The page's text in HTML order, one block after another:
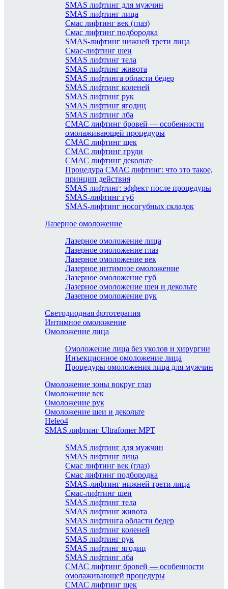
SMAS лифтинг для мужчин
SMAS лифтинг лица
Смас лифтинг век (глаз)
Смас лифтинг подбородка
SMAS-лифтинг нижней трети лица
Смас-лифтинг шеи
SMAS лифтинг тела
SMAS лифтинг живота
SMAS лифтинга области бедер
SMAS лифтинг коленей
SMAS лифтинг рук
SMAS лифтинг ягодиц
SMAS лифтинг лба
СМАС лифтинг бровей — особенности
омолаживающей процедуры
СМАС лифтинг щек
СМАС лифтинг груди
СМАС лифтинг декольте
Процедура СМАС лифтинг: что это такое,
принцип действия
SMAS лифтинг: эффект после процедуры
SMAS-лифтинг губ
SMAS-лифтинг носогубных складок
Лазерное омоложение
Лазерное омоложение лица
Лазерное омоложение глаз
Лазерное омоложение век
Лазерное интимное омоложение
Лазерное омоложение губ
Лазерное омоложение шеи и декольте
Лазерное омоложение рук
Светодиодная фототерапия
Интимное омоложение
Омоложение лица
Омоложение лица без уколов и хирургии
Инъекционное омоложение лица
Процедуры омоложения лица для мужчин
Омоложение зоны вокруг глаз
Омоложение век
Омоложение рук
Омоложение шеи и декольте
Heleo4
SMAS лифтинг Ultrafomer MPT
SMAS лифтинг для мужчин
SMAS лифтинг лица
Смас лифтинг век (глаз)
Смас лифтинг подбородка
SMAS-лифтинг нижней трети лица
Смас-лифтинг шеи
SMAS лифтинг тела
SMAS лифтинг живота
SMAS лифтинга области бедер
SMAS лифтинг коленей
SMAS лифтинг рук
SMAS лифтинг ягодиц
SMAS лифтинг лба
СМАС лифтинг бровей — особенности
омолаживающей процедуры
СМАС лифтинг щек